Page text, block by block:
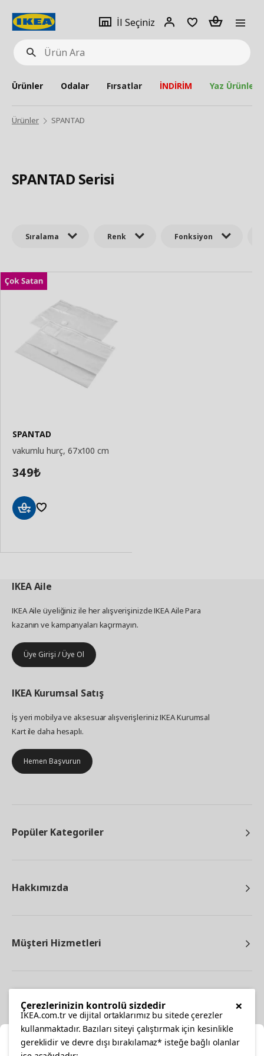
Ürün
Ara
İl Seçiniz
Giriş
Adet
Ürünler Odalar Fırsatlar İNDİRİM Yaz Ürünleri
Ürünler SPANTAD
SPANTAD Serisi
Sıralama Renk Fonksiyon
SPANTAD
vakumlu hurç, 67x100 cm
349₺
IKEAAile
IKEA Aile üyeliğiniz ile her alışverişinizde IKEA Aile Para
kazanın ve kampanyaları kaçırmayın.
Üye Girişi / Üye Ol
IKEA Kurumsal Satış
İş yeri mobilya ve aksesuar alışverişleriniz IKEA Kurumsal
Kart ile daha hesaplı.
Hemen Başvurun
Popüler Kategoriler
Hakkımızda
Müşteri Hizmetleri
×
Çerezlerinizin kontrolü sizdedir
IKEA.com.tr ve dijital ortaklarımız bu sitede çerezler
kullanmaktadır. Bazıları siteyi çalıştırmak için kesinlikle
gereklidir ve devre dışı bırakılamaz* isteğe bağlı olanlar